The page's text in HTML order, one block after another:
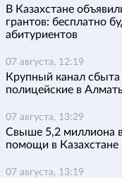
В Казахстане
грантов: бесплатно
абитуриентов
07 августа, 12:19
Крупный канал сбыта
полицейские в
07 августа, 13:29
Свыше 5,2 миллиона
помощи в Казахстане
07 августа, 13:19